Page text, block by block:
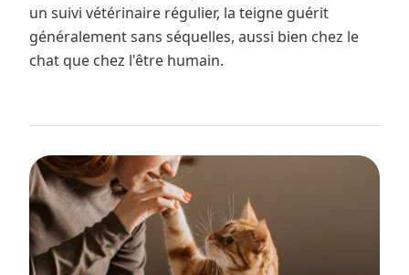
un suivi vétérinaire régulier, la teigne guérit
généralement sans séquelles, aussi bien chez le
chat que chez l'être humain.